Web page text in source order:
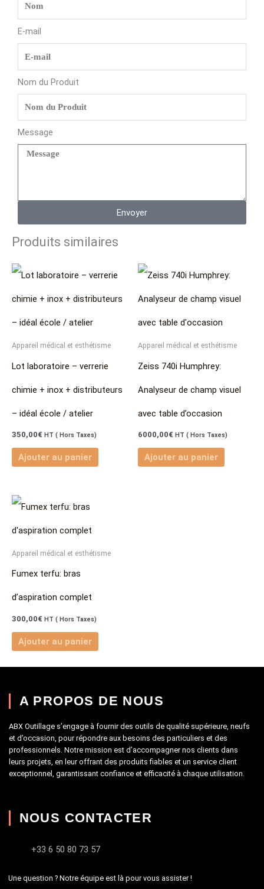
E-mail
Nom du Produit
Message
Envoyer
Produits similaires
Appareil médical et esthétisme
Lot laboratoire – verrerie
chimie + inox + distributeurs
– idéal école / atelier
350,00€ HT ( Hors Taxes)
Ajouter au panier
Appareil médical et esthétisme
Zeiss 740i Humphrey:
Analyseur de champ visuel
avec table d’occasion
6000,00€ HT ( Hors Taxes)
Ajouter au panier
Appareil médical et esthétisme
Fumex terfu: bras
d’aspiration complet
300,00€ HT ( Hors Taxes)
Ajouter au panier
A PROPOS DE NOUS
ABX Outillage s’engage à fournir des outils de qualité supérieure, neufs
et d’occasion, pour répondre aux besoins des particuliers et des
professionnels. Notre mission est d’accompagner nos clients dans
leurs projets, en leur offrant des produits fiables et un service client
exceptionnel, garantissant confiance et efficacité à chaque utilisation.
NOUS CONTACTER
+33 6 50 80 73 57
Une question ? Notre équipe est là pour vous assister !